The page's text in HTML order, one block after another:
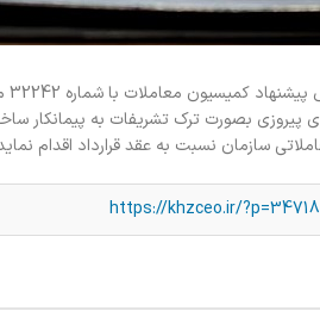
پیروزی بصورت ترک تشریفات به پیمانکار
سازمان نسبت به عقد قرارداد اقدام
https://khzceo.ir/?p=34718